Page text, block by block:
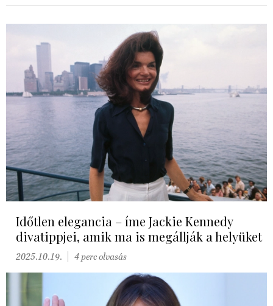
Időtlen elegancia – íme Jackie Kennedy
divatippjei, amik ma is megállják a helyüket
2025.10.19. 4 perc olvasás